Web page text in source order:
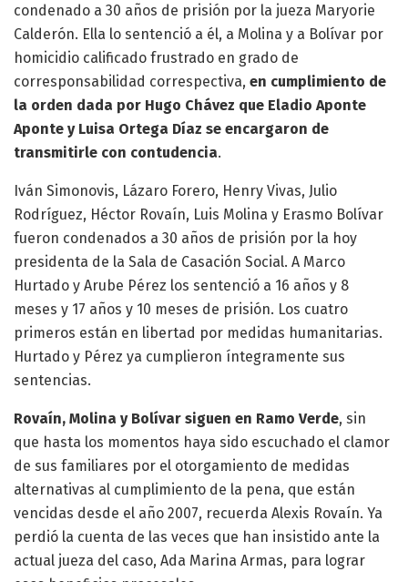
condenado a 30 años de prisión por la jueza Maryorie
Calderón. Ella lo sentenció a él, a Molina y a Bolívar por
homicidio calificado frustrado en grado de
corresponsabilidad correspectiva, en cumplimiento de
la orden dada por Hugo Chávez que Eladio Aponte
Aponte y Luisa Ortega Díaz se encargaron de
transmitirle con contudencia.
Iván Simonovis, Lázaro Forero, Henry Vivas, Julio
Rodríguez, Héctor Rovaín, Luis Molina y Erasmo Bolívar
fueron condenados a 30 años de prisión por la hoy
presidenta de la Sala de Casación Social. A Marco
Hurtado y Arube Pérez los sentenció a 16 años y 8
meses y 17 años y 10 meses de prisión. Los cuatro
primeros están en libertad por medidas humanitarias.
Hurtado y Pérez ya cumplieron íntegramente sus
sentencias.
Rovaín, Molina y Bolívar siguen en Ramo Verde, sin
que hasta los momentos haya sido escuchado el clamor
de sus familiares por el otorgamiento de medidas
alternativas al cumplimiento de la pena, que están
vencidas desde el año 2007, recuerda Alexis Rovaín. Ya
perdió la cuenta de las veces que han insistido ante la
actual jueza del caso, Ada Marina Armas, para lograr